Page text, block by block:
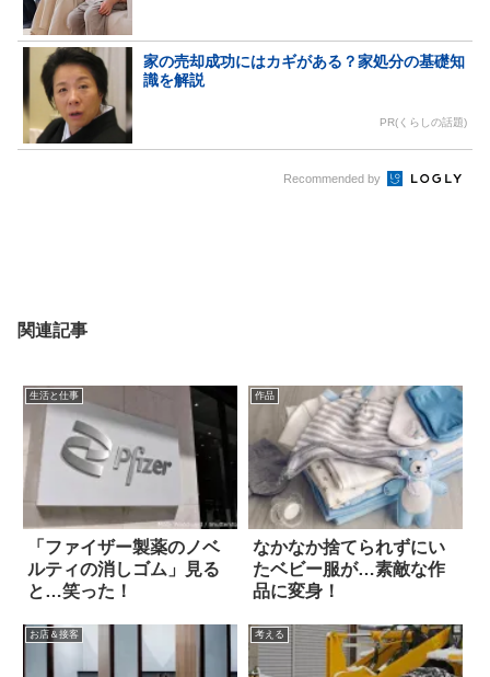
家の売却成功にはカギがある？家処分の基礎知
識を解説
PR(くらしの話題)
Recommended by
関連記事
生活と仕事
「ファイザー製薬のノベ
ルティの消しゴム」見る
と…笑った！
作品
なかなか捨てられずにい
たベビー服が…素敵な作
品に変身！
お店＆接客 考える